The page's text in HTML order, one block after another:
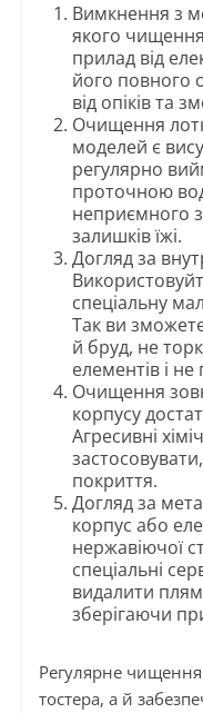
Вимкнення з
якого чищення
прилад від
його повного
від опіків та
Очищення
моделей є
регулярно
проточною
неприємного
залишків їжі.
Догляд за
спеціальну
Так ви
й бруд, не
елементів і
Очищення
корпусу
Агресивні
покриття.
Догляд за
корпус або
нержавіючої
спеціальні
видалити
зберігаючи
Регулярне
тостера, а й